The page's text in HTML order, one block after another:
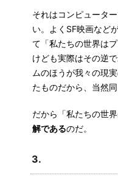
それはコンピュータ
い。よくSF映画など
て「私たちの世界は
けども実際はその逆
ムのほうが我々の現
たものだから、当然
だから「私たちの世
解であるのだ。
3.